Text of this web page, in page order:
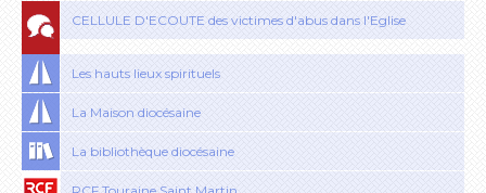
CELLULE D'ECOUTE des victimes d'abus dans l'Eglise
Les hauts lieux spirituels
La Maison diocésaine
La bibliothèque diocésaine